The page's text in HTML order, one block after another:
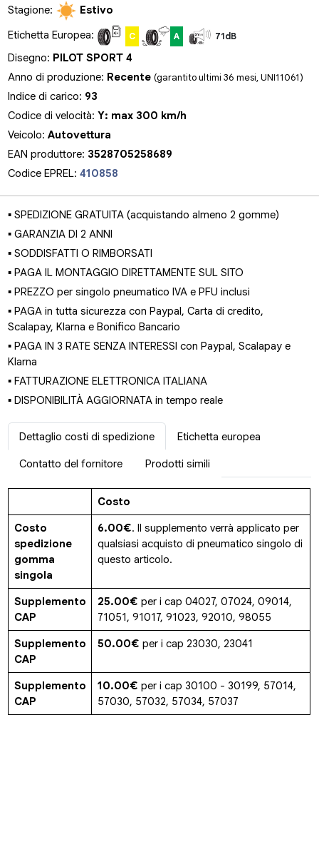
Stagione:
Estivo
Etichetta Europea:
C A 71dB
Disegno: PILOT SPORT 4
Anno di produzione: Recente(garantito ultimi 36 mesi, UNI11061)
Indice di carico: 93
Codice di velocità:Y: max 300 km/h
Veicolo:Autovettura
EAN produttore: 3528705258689
Codice EPREL:410858
▪ SPEDIZIONE GRATUITA (acquistando almeno 2 gomme)
▪ GARANZIA DI 2 ANNI
▪ SODDISFATTI O RIMBORSATI
▪ PAGA IL MONTAGGIO DIRETTAMENTE SUL SITO
▪ PREZZO per singolo pneumatico IVA e PFU inclusi
▪ PAGA in tutta sicurezza con Paypal, Carta di credito,
Scalapay, Klarna e Bonifico Bancario
▪ PAGA IN 3 RATE SENZA INTERESSI con Paypal, Scalapay e
Klarna
▪ FATTURAZIONE ELETTRONICA ITALIANA
▪ DISPONIBILITÀ AGGIORNATA in tempo reale
Dettaglio costi di spedizione Etichetta europea
Contatto del fornitore Prodotti simili
Costo
Costo
spedizione
gomma
singola
6.00€. Il supplemento verrà applicato per
qualsiasi acquisto di pneumatico singolo di
questo articolo.
Supplemento
CAP
25.00€ per i cap 04027, 07024, 09014,
71051, 91017, 91023, 92010, 98055
Supplemento
CAP
50.00€ per i cap 23030, 23041
Supplemento
CAP
10.00€ per i cap 30100 - 30199, 57014,
57030, 57032, 57034, 57037